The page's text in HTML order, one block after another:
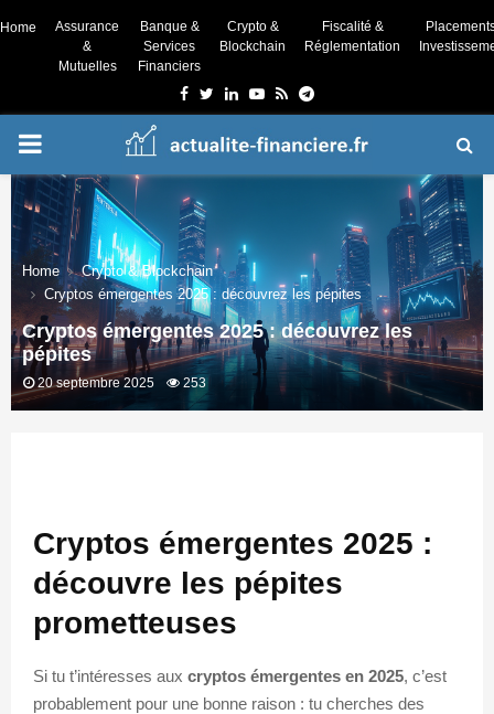
Home
Assurance
&
Mutuelles
Banque &
Services
Financiers
Crypto &
Blockchain
Fiscalité &
Réglementation
Facebook
Twitter
LinkedinYoutube
RssTelegram
PRIMARY
MENU
Home
Crypto & Blockchain
Cryptos émergentes 2025 : découvrez les pépites
Cryptos émergentes 2025 : découvrez les
pépites
20 septembre 2025 253
Cryptos émergentes 2025 :
découvre les pépites
prometteuses
Si tu t’intéresses aux cryptos émergentes en 2025, c’est
probablement pour une bonne raison : tu cherches des